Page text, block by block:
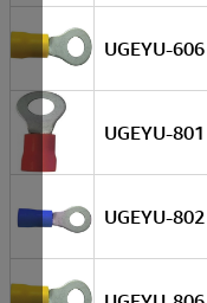
UGEYU-606
UGEYU-801
UGEYU-802